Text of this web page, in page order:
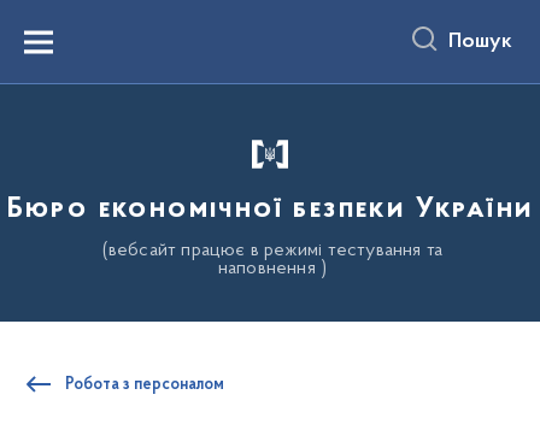
вмістуMenu Пошук
Бюро економічної безпеки України
(вебсайт працює в режимі тестування та
наповнення )
Робота з персоналом